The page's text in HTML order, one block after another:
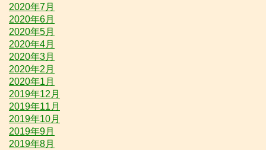
2020年7月
2020年6月
2020年5月
2020年4月
2020年3月
2020年2月
2020年1月
2019年12月
2019年11月
2019年10月
2019年9月
2019年8月